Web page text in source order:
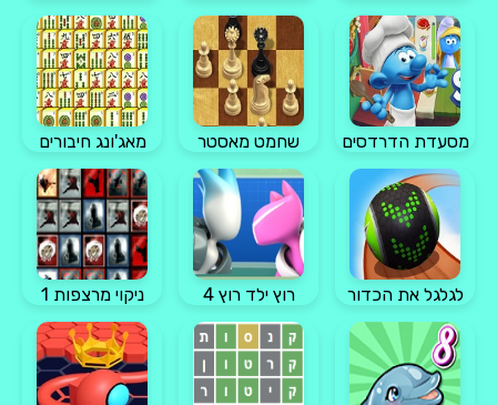
מסעדת הדרדסים שחמט מאסטר מאג'ונג חיבורים
לגלגל את הכדור רוץ ילד רוץ 4 ניקוי מרצפות 1